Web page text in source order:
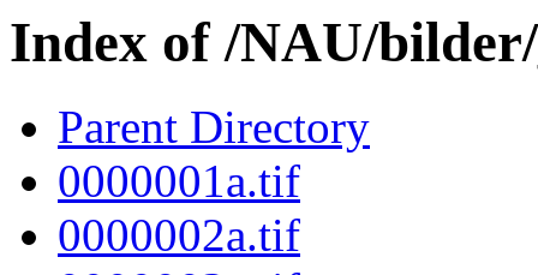
Index of /NAU/bilder/
Parent Directory
0000001a.tif
0000002a.tif